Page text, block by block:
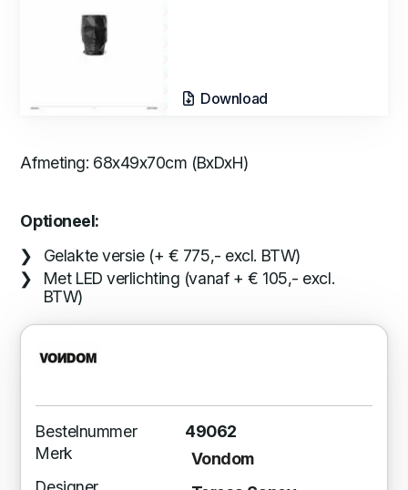
Download
Afmeting: 68x49x70cm (BxDxH)
Optioneel:
Gelakte versie (+ € 775,- excl. BTW)
Met LED verlichting (vanaf + € 105,- excl.
BTW)
Bestelnummer
49062
Merk
Vondom